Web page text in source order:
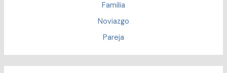
Familia
Noviazgo
Pareja